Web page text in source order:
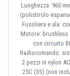
Lunghezza: 960
(polistirolo
Fusoliera e ala:
Motore: brushless
con circuito
Radiocomando:
2 pezzi in nylon
25C (3S) (non